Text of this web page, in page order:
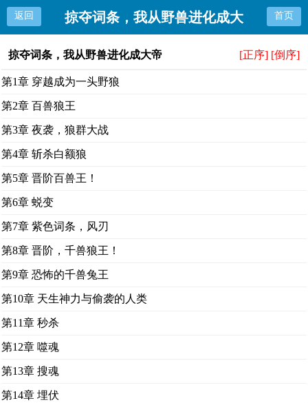
返回 掠夺词条，我从野兽进化成大
帝
首页
掠夺词条，我从野兽进化成大帝 [正序] [倒序]
第1章 穿越成为一头野狼
第2章 百兽狼王
第3章 夜袭，狼群大战
第4章 斩杀白额狼
第5章 晋阶百兽王！
第6章 蜕变
第7章 紫色词条，风刃
第8章 晋阶，千兽狼王！
第9章 恐怖的千兽兔王
第10章 天生神力与偷袭的人类
第11章 秒杀
第12章 噬魂
第13章 搜魂
第14章 埋伏